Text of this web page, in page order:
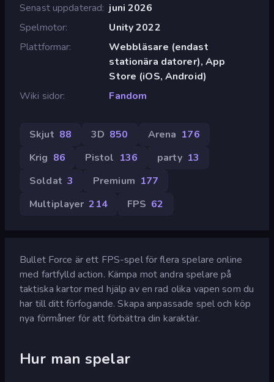
Senast uppdaterad juni 2026
Spelmotor
Unity 2022
Plattformar
Webbläsare (endast
stationära datorer), App
Store (iOS, Android)
Wiki sidor
Fandom
Skjut 88 3D 850 Arena 176
Krig 86 Pistol 136 party 13
Soldat 3 Premium 177
Multiplayer 214 FPS 62
Bullet Force är ett FPS-spel för flera spelare online
med fartfylld action. Kämpa mot andra spelare på
taktiska kartor med hjälp av en rad olika vapen som du
har till ditt förfogande. Skapa anpassade spel och köp
nya förmåner för att förbättra din karaktär.
Hur man spelar